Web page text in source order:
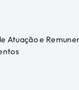
Atuação e